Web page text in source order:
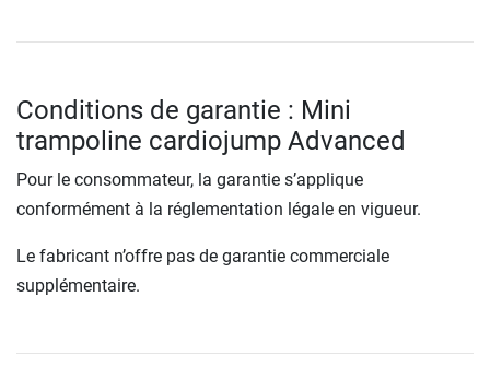
Conditions de garantie : Mini
trampoline cardiojump Advanced
Pour le consommateur, la garantie s’applique
conformément à la réglementation légale en vigueur.
Le fabricant n’offre pas de garantie commerciale
supplémentaire.